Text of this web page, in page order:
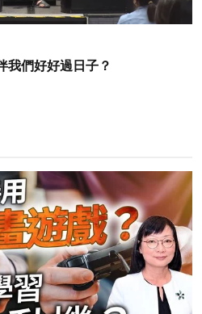
我們好好過日子？